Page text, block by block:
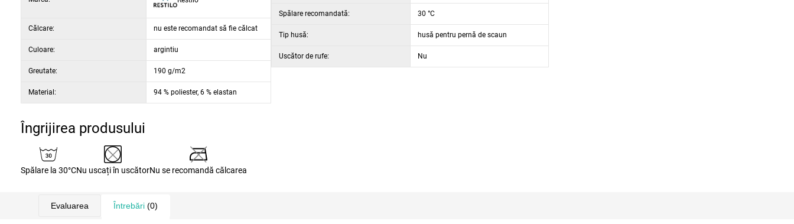
argintie
ajustare confortabilă ușor de pus fără
datorită întreținerii simple și ușoare
Parametri și specificații:
colecție:
finisaj: cauciucat
dimensiuni scaun: 40 x 40 cm
înălțime scaun: 5 cm
model: monocrom
Călcare: nu este recomandat să fie călcat
Culoare: argintiu
Greutate: 190 g/m2
Material: 94 % poliester, 6 % elastan
Spălare recomandată: 30 °C
Tip husă: husă pentru pernă de scaun
Uscător de rufe: Nu
Îngrijirea produsului
Spălare la 30°CNu uscați în uscătorNu se recomandă călcarea
Evaluarea Întrebări (0)